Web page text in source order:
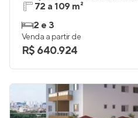
72 a 109 m²
2 e 3
Venda a partir de
R$ 640.924